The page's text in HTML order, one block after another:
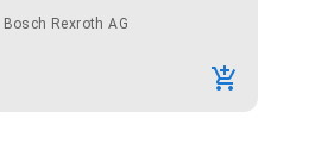
Bosch Rexroth AG